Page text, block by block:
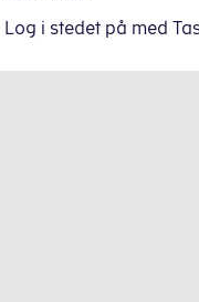
Log i stedet på med